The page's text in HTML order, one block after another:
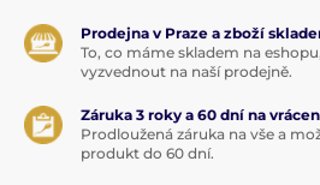
Prodejna v Praze a zboží
To, co máme skladem na
vyzvednout na naší prodejně.
Záruka 3 roky a 60 dní na
Prodloužená záruka na vše a
produkt do 60 dní.